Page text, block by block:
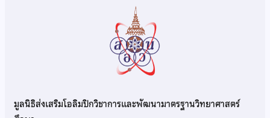
มูลนิธิส่งเสริมโอลิมปิกวิชาการและพัฒนามาตรฐานวิทยาศาสตร์